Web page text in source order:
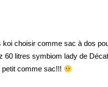
koi choisir comme sac à dos
60 litres symbiom lady de
petit comme sac!!!